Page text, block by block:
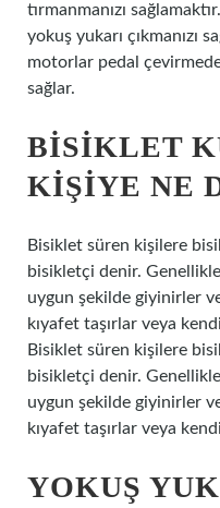
tırmanmanızı
yokuş yukarı çıkmanızı
motorlar pedal
sağlar.
BISIKLET
KIŞIYE NE
Bisiklet süren kişilere
bisikletçi denir.
uygun şekilde giyinirler
kıyafet taşırlar veya
Bisiklet süren kişilere
bisikletçi denir.
uygun şekilde giyinirler
kıyafet taşırlar veya
YOKUŞ